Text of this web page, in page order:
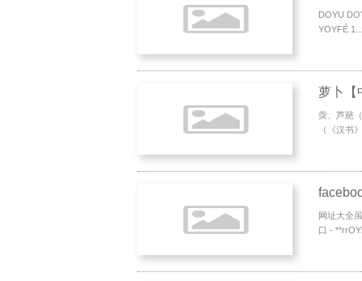
DOYU
YOYFÉ 1...
萝卜【
葖、芦萉
（《汉书
网址大全
口 -